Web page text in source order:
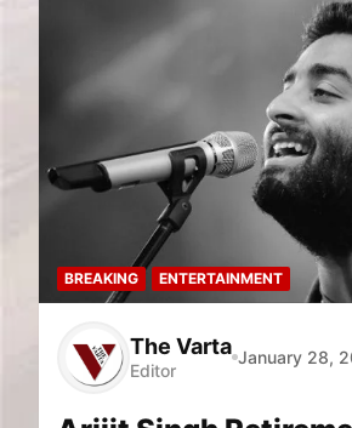
BREAKING ENTERTAINMENT
The Varta
Editor
January 28,